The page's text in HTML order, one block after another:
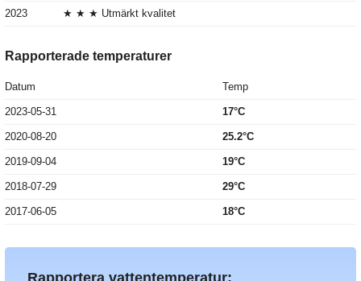
2023 ★ ★ ★ Utmärkt kvalitet
Rapporterade temperaturer
Datum Temp
2023-05-31 17°C
2020-08-20 25.2°C
2019-09-04 19°C
2018-07-29 29°C
2017-06-05 18°C
Rapportera vattentemperatur: